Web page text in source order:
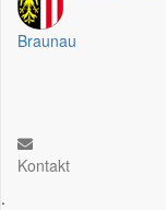
Braunau
Kontakt
.